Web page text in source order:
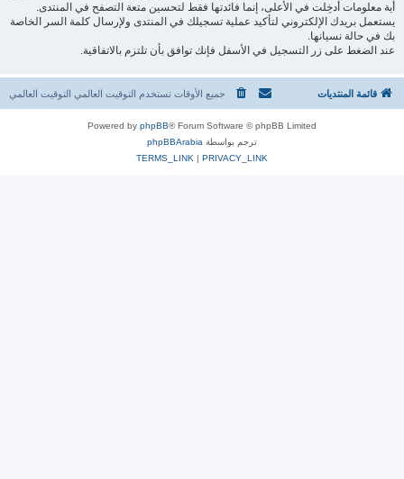
أية معلومات أدخِلت في الأعلى، إنما فائدتها فقط لتحسين متعة التصفح في المنتدى.
يستعمل بريدك الإلكتروني لتأكيد عملية تسجيلك في المنتدى ولإرسال كلمة السر الخاصة
بك في حالة نسيانها.
عند الضغط على زر التسجيل في الأسفل فإنك توافق بأن تلتزم بالاتفاقية.
قائمة المنتديات جميع الأوقات تستخدم التوقيت العالمي التوقيت العالمي
Powered by phpBB® Forum Software © phpBB Limited
ترجم بواسطة phpBBArabia
PRIVACY_LINK
|
TERMS_LINK